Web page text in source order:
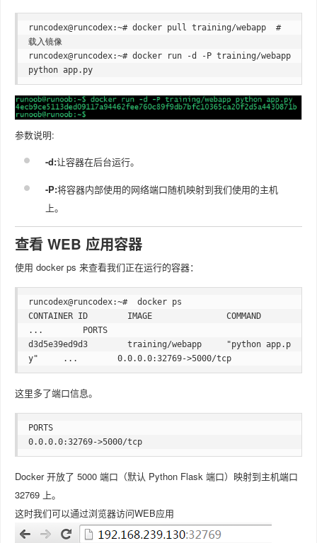
runcodex@runcodex:~# docker pull training/webapp  #
载入镜像
runcodex@runcodex:~# docker run -d -P training/webapp
参数说明:
-d:让容器在后台运行。
-P:将容器内部使用的网络端口随机映射到我们使用的主机
上。
查看 WEB 应用容器
使用 docker ps 来查看我们正在运行的容器：
runcodex@runcodex:~#  docker ps
CONTAINER ID        IMAGE               COMMAND
...        PORTS
d3d5e39ed9d3        training/webapp     "python app.p
这里多了端口信息。
PORTS
Docker 开放了 5000 端口（默认 Python Flask 端口）映射到主机端口
32769 上。
这时我们可以通过浏览器访问WEB应用